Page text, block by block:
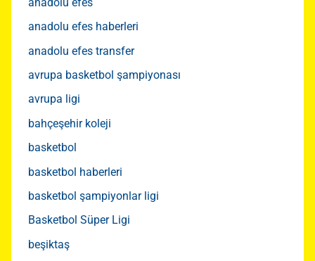
anadolu efes haberleri
anadolu efes transfer
avrupa basketbol şampiyonası
avrupa ligi
bahçeşehir koleji
basketbol
basketbol haberleri
basketbol şampiyonlar ligi
Basketbol Süper Ligi
beşiktaş